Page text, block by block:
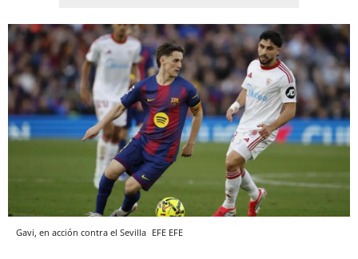
Gavi, en acción contra el Sevilla EFE EFE